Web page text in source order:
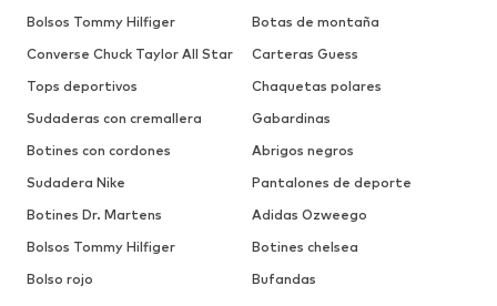
Bolsos Tommy Hilfiger
Botas de montaña
Converse Chuck Taylor All Star
Carteras Guess
Tops deportivos
Chaquetas polares
Sudaderas con cremallera
Gabardinas
Botines con cordones
Abrigos negros
Sudadera Nike
Pantalones de deporte
Botines Dr. Martens
Adidas Ozweego
Bolsos Tommy Hilfiger
Botines chelsea
Bolso rojo
Bufandas